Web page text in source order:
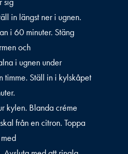
in längst ner i ugnen.
i 60 minuter. Stäng
och
i ugnen under
timme. Ställ in i kylskåpet
kylen. Blanda créme
från en citron. Toppa